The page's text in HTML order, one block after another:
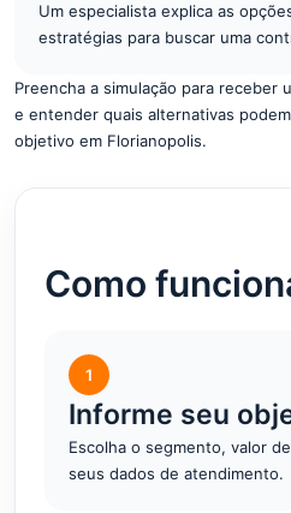
Um especialista explica as
estratégias para buscar uma
Preencha a simulação para receber
e entender quais alternativas
objetivo em Florianopolis.
Como
1
Informe seu
Escolha o segmento, valor
seus dados de atendimento.